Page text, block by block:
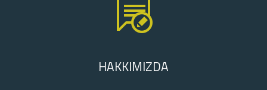
HAKKIMIZDA